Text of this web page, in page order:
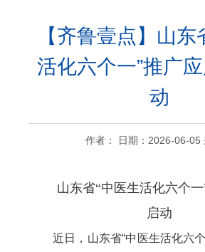
【齐鲁壹点】山东
活化六个一”推广
动
作者： 日期：2026-06-05
山东省“中医生活化六个
启动
近日，山东省“中医生活化六